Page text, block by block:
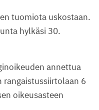
tuomiota uskostaan.
hylkäsi 30.
annettua
rangaistussiirtolaan 6
oikeusasteen